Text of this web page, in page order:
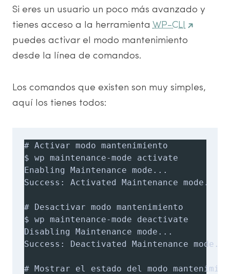
Si eres un usuario un poco más avanzado y
tienes acceso a la herramienta WP-CLI
puedes activar el modo mantenimiento
desde la línea de comandos.
Los comandos que existen son muy simples,
aquí los tienes todos:
# Activar modo mantenimiento
$ wp maintenance-mode activate
Enabling Maintenance mode...
Success: Activated Maintenance mode.
# Desactivar modo mantenimiento
$ wp maintenance-mode deactivate
Disabling Maintenance mode...
Success: Deactivated Maintenance mode.
# Mostrar el estado del modo